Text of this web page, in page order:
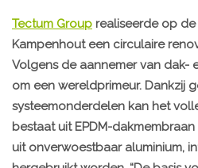
Tectum Group realiseerde op de
Kampenhout een circulaire
Volgens de aannemer van dak-
om een wereldprimeur. Dankzij
systeemonderdelen kan het
bestaat uit EPDM-
uit onverwoestbaar aluminium,